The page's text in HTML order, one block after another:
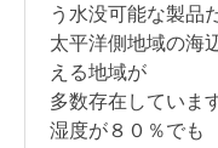
う水没可能な製品
太平洋側地域の海
える地域が
多数存在していま
湿度が８０％でも